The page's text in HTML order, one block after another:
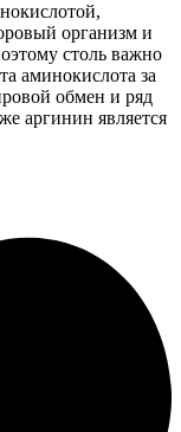
организм и
столь важно
аминокислота за
обмен и ряд
аргинин является